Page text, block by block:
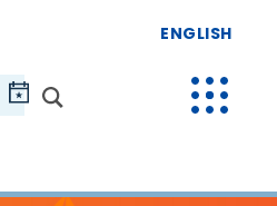
ENGLISH